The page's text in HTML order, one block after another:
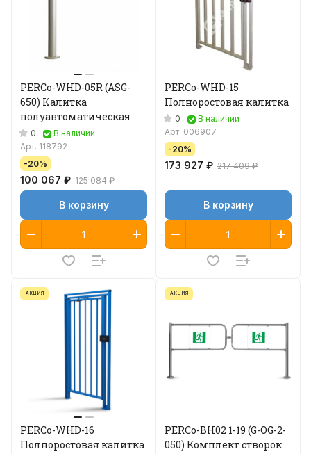
PERCo-WHD-05R (ASG-
650) Калитка
полуавтоматическая
0
В наличии
Арт. 118792
-20%
100 067 ₽ 125 084 ₽
В корзину
PERCo-WHD-15
Полноростовая калитка
0
В наличии
Арт. 006907
-20%
173 927 ₽ 217 409 ₽
В корзину
АКЦИЯ
PERCo-WHD-16
Полноростовая калитка
АКЦИЯ
PERCo-BH02 1-19 (G-OG-2-
050) Комплект створок